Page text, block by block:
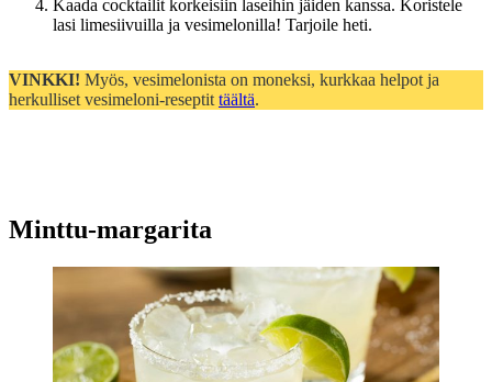
Kaada cocktailit korkeisiin laseihin jäiden kanssa. Koristele
lasi limesiivuilla ja vesimelonilla! Tarjoile heti.
VINKKI! Myös, vesimelonista on moneksi, kurkkaa helpot ja
herkulliset vesimeloni-reseptit täältä.
Minttu-margarita